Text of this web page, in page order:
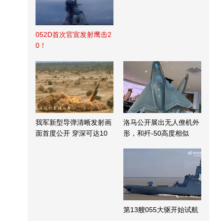
052D首次官宣发射鹰击2
0！
我军新型导弹清晰发射画
面首度公开 穿深可达10
洛马公开展出无人僚机外
形，和歼-50高度相似
第13艘055大驱开始试航